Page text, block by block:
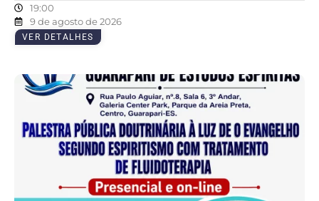
19:00
9 de agosto de 2026
VER DETALHES